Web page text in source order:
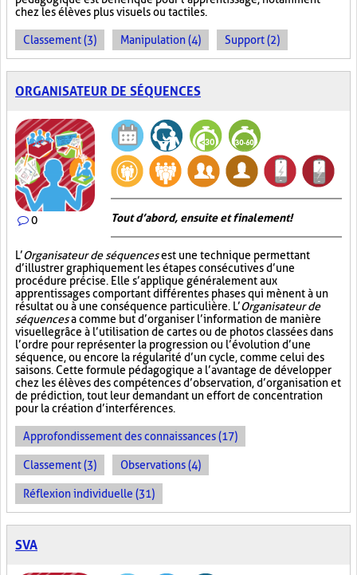
chez les élèves plus visuels ou tactiles.
Classement (3) Manipulation (4) Support (2)
ORGANISATEUR DE SÉQUENCES
0 Tout d’abord, ensuite et finalement!
L’Organisateur de séquencesest une technique permettant
d’illustrer graphiquement les étapes consécutives d’une
procédure précise. Elle s’applique généralement aux
apprentissages comportant différentes phases qui mènent à un
résultat ou à une conséquence particulière. L’Organisateur de
séquencesa comme but d’organiser l’information de manière
visuellegrâce à l’utilisation de cartes ou de photos classées dans
l’ordre pour représenter la progression ou l’évolution d’une
séquence, ou encore la régularité d’un cycle, comme celui des
saisons. Cette formule pédagogique a l’avantage de développer
chez les élèves des compétences d’observation, d’organisation et
de prédiction, tout leur demandant un effort de concentration
pour la création d’interférences.
Approfondissement des connaissances (17)
Classement (3) Observations (4)
Réflexion individuelle (31)
SVA